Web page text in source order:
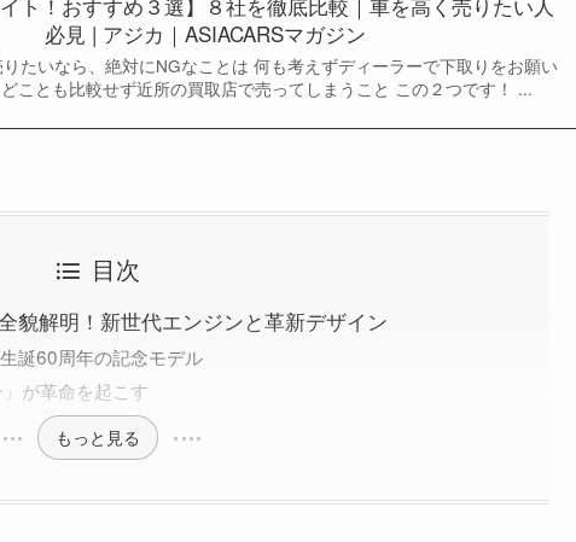
必見 | アジカ｜ASIACARSマガジン
たいなら、絶対にNGなことは 何も考えずディーラーで下取りをお願い
ことも比較せず近所の買取店で売ってしまうこと この２つです！ ...
目次
貌解明！新世代エンジンと革新デザイン
誕60周年の記念モデル
が革命を起こす
もっと見る